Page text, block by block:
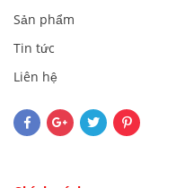
Sản phẩm
Tin tức
Liên hệ